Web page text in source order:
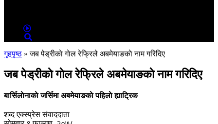
गृहपृष्ठ »जब पेड्रीकाे गाेल रेफ्रिले अबमेयाङकाे नाम गरिदिए
जब पेड्रीकाे गाेल रेफ्रिले अबमेयाङकाे नाम गरिदिए
बार्सिलाेनाकाे जर्सिमा अबमेयाङकाे पहिलाे ह्याट्रिक
शब्द एक्स्प्रेस संवाददाता